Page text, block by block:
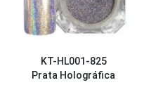
KT-HL001-825
Prata Holográfica